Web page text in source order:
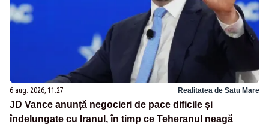
6 aug. 2026, 11:27 Realitatea de Satu Mare
JD Vance anunță negocieri de pace dificile și
îndelungate cu Iranul, în timp ce Teheranul neagă